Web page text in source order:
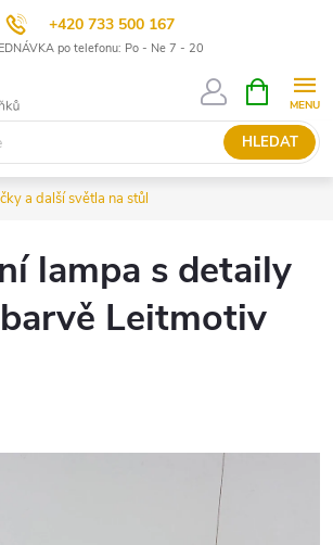
+420 733 500 167
po telefonu: Po - Ne 7 - 20
HLEDAT
NÁKUPNÍ
KOŠÍK
a další světla na stůl
lampa s detaily
Leitmotiv